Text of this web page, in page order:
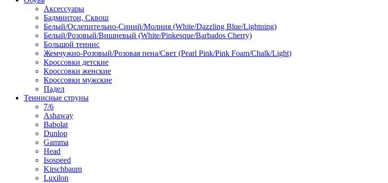
Аксессуары
Бадминтон, Сквош
Белый/Ослепительно-Синий/Молния (White/Dazzling Blue/Lightning)
Белый/Розовый/Вишневый (White/Pinkesque/Barbados Cherry)
Большой теннис
Жемчужно-Розовый/Розовая пена/Свет (Pearl Pink/Pink Foam/Chalk/Light)
Кроссовки детские
Кроссовки женские
Кроссовки мужские
Падел
Теннисные струны
7/6
Ashaway
Babolat
Dunlop
Gamma
Head
Isospeed
Kirschbaum
Luxilon